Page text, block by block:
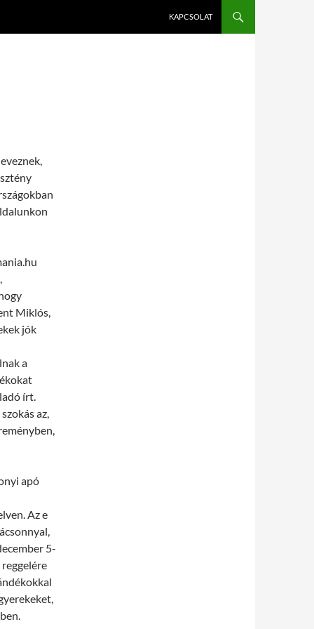
KAPCSOLAT
Miklós,
jók
a
írt.
az,
apó
Az e
5-